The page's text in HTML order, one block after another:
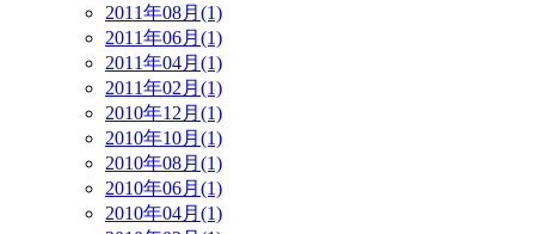
2011年08月(1)
2011年06月(1)
2011年04月(1)
2011年02月(1)
2010年12月(1)
2010年10月(1)
2010年08月(1)
2010年06月(1)
2010年04月(1)